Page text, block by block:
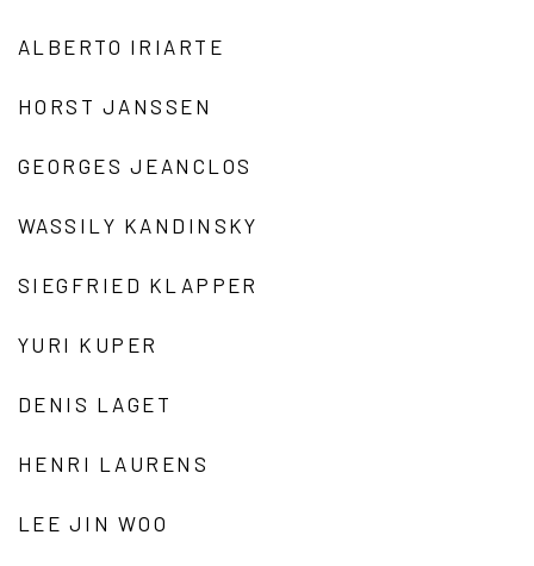
ALBERTO IRIARTE
HORST JANSSEN
GEORGES JEANCLOS
WASSILY KANDINSKY
SIEGFRIED KLAPPER
YURI KUPER
DENIS LAGET
HENRI LAURENS
LEE JIN WOO